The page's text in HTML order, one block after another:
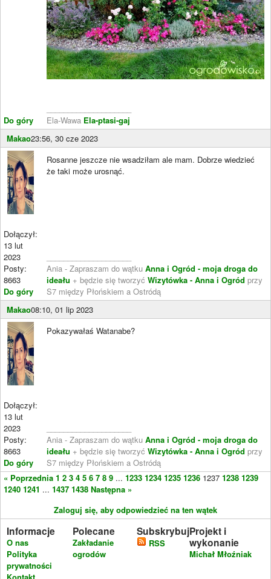
Do góry
Ela-Wawa Ela-ptasi-gaj
Makao23:56, 30 cze 2023
Dołączył:
13 lut
2023
Posty:
8663
Do góry
Rosanne jeszcze nie wsadziłam ale mam. Dobrze wiedzieć
że taki może urosnąć.
Ania - Zapraszam do wątku Anna i Ogród - moja droga do
ideału + będzie się tworzyć Wizytówka - Anna i Ogród przy
S7 między Płońskiem a Ostródą
Makao08:10, 01 lip 2023
Dołączył:
13 lut
2023
Posty:
8663
Do góry
Pokazywałaś Watanabe?
Ania - Zapraszam do wątku Anna i Ogród - moja droga do
ideału + będzie się tworzyć Wizytówka - Anna i Ogród przy
S7 między Płońskiem a Ostródą
« Poprzednia 1 2 3 4 5 6 7 8 9 ... 1233 1234 1235 1236 1237 1238 1239
1240 1241 ... 1437 1438 Następna »
Zaloguj się, aby odpowiedzieć na ten wątek
Informacje
O nas
Polityka
prywatności
Polecane
Zakładanie
ogrodów
Subskrybuj
RSS
Projekt i
wykonanie
Michał Młoźniak